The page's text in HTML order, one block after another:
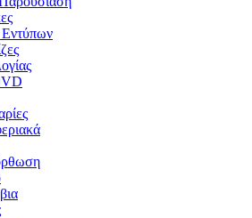
Εντύπων